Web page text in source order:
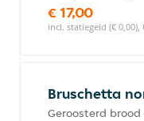
€ 17,00
incl. statiegeld (€ 0,00),
Bruschetta
Geroosterd